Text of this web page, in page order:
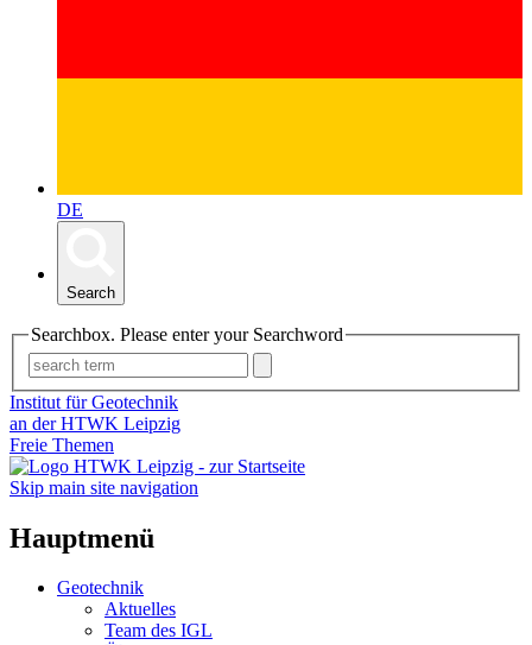
DE
Search
Searchbox. Please enter your Searchword
Institut für Geotechnik
an der HTWK Leipzig
Freie Themen
Skip main site navigation
Hauptmenü
Geotechnik
Aktuelles
Team des IGL